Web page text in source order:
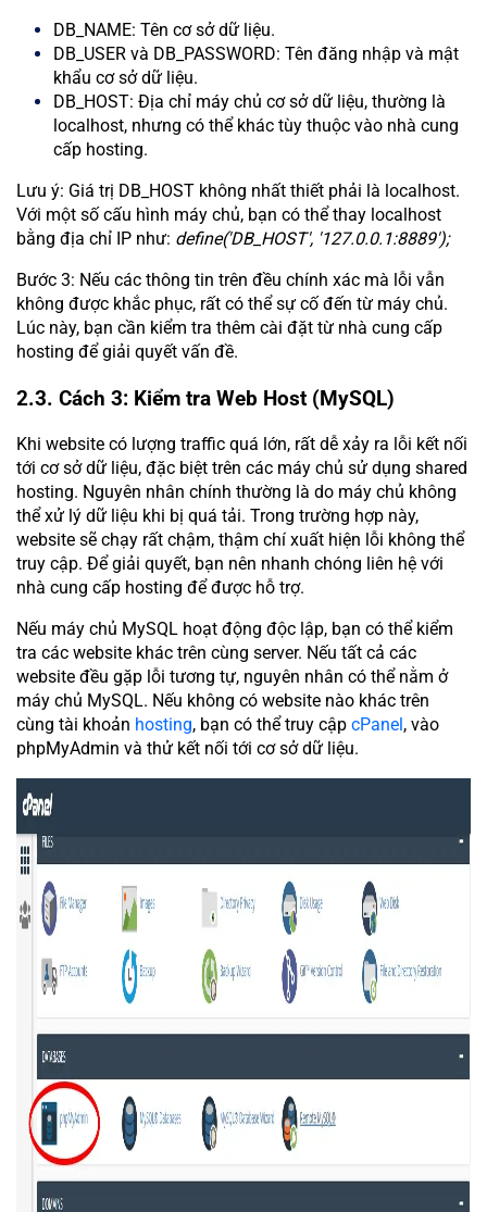
DB_NAME: Tên cơ sở dữ liệu.
DB_USER và DB_PASSWORD: Tên đăng nhập và mật
khẩu cơ sở dữ liệu.
DB_HOST: Địa chỉ máy chủ cơ sở dữ liệu, thường là
localhost, nhưng có thể khác tùy thuộc vào nhà cung
cấp hosting.
Lưu ý: Giá trị DB_HOST không nhất thiết phải là localhost.
Với một số cấu hình máy chủ, bạn có thể thay localhost
bằng địa chỉ IP như: define('DB_HOST', '127.0.0.1:8889');
Bước 3: Nếu các thông tin trên đều chính xác mà lỗi vẫn
không được khắc phục, rất có thể sự cố đến từ máy chủ.
Lúc này, bạn cần kiểm tra thêm cài đặt từ nhà cung cấp
hosting để giải quyết vấn đề.
2.3. Cách 3: Kiểm tra Web Host (MySQL)
Khi website có lượng traffic quá lớn, rất dễ xảy ra lỗi kết nối
tới cơ sở dữ liệu, đặc biệt trên các máy chủ sử dụng shared
hosting. Nguyên nhân chính thường là do máy chủ không
thể xử lý dữ liệu khi bị quá tải. Trong trường hợp này,
website sẽ chạy rất chậm, thậm chí xuất hiện lỗi không thể
truy cập. Để giải quyết, bạn nên nhanh chóng liên hệ với
nhà cung cấp hosting để được hỗ trợ.
Nếu máy chủ MySQL hoạt động độc lập, bạn có thể kiểm
tra các website khác trên cùng server. Nếu tất cả các
website đều gặp lỗi tương tự, nguyên nhân có thể nằm ở
máy chủ MySQL. Nếu không có website nào khác trên
cùng tài khoản hosting, bạn có thể truy cập cPanel , vào
phpMyAdmin và thử kết nối tới cơ sở dữ liệu.